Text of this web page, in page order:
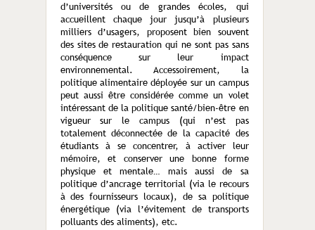
d’universités ou de grandes écoles, qui
accueillent chaque jour jusqu’à plusieurs
milliers d’usagers, proposent bien souvent
des sites de restauration qui ne sont pas sans
conséquence sur leur impact
environnemental. Accessoirement, la
politique alimentaire déployée sur un campus
peut aussi être considérée comme un volet
intéressant de la politique santé/bien-être en
vigueur sur le campus (qui n’est pas
totalement déconnectée de la capacité des
étudiants à se concentrer, à activer leur
mémoire, et conserver une bonne forme
physique et mentale… mais aussi de sa
politique d’ancrage territorial (via le recours
à des fournisseurs locaux), de sa politique
énergétique (via l’évitement de transports
polluants des aliments), etc.